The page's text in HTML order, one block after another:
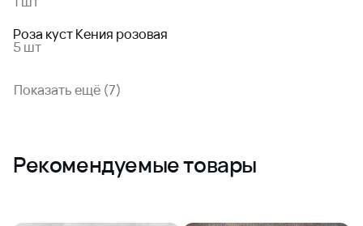
Роза куст Кения розовая
5 шт
Показать ещё (7)
Рекомендуемые товары